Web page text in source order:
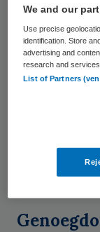
en Gerda
excuus
onder ede
reageert op
en
gebaat is
belangen.
We and our
Use precise
identification. Store
advertising and
research and services
List of Partners